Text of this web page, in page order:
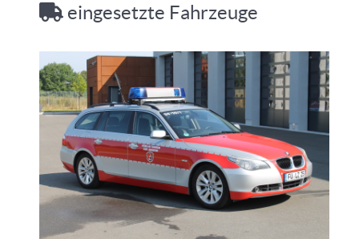
eingesetzte Fahrzeuge